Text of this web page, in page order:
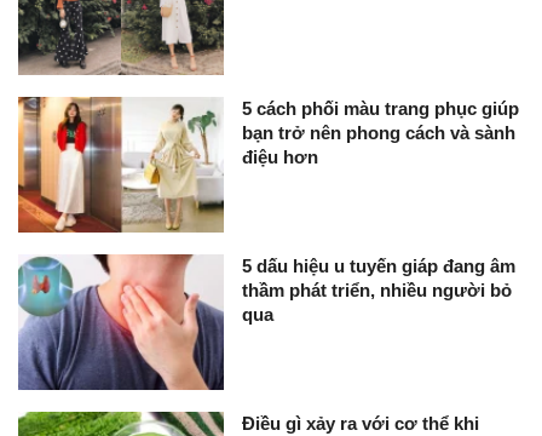
5 cách phối màu trang phục giúp
bạn trở nên phong cách và sành
điệu hơn
5 dấu hiệu u tuyến giáp đang âm
thầm phát triển, nhiều người bỏ
qua
Điều gì xảy ra với cơ thể khi